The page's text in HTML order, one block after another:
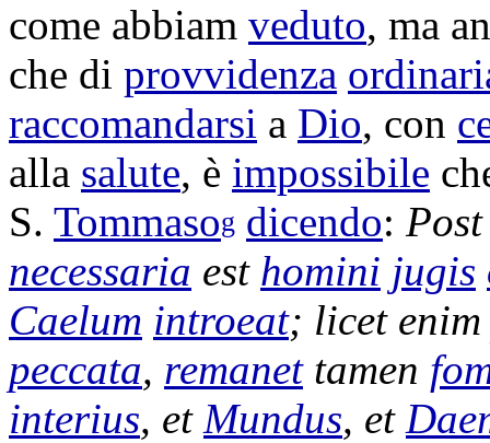
come abbiam veduto, ma
che di provvidenza
raccomandarsi a Dio, con
alla salute, è impossibile
S. Tommasog dicendo:
necessaria est homini jugis
Caelum introeat; licet
peccata, remanettamen
interius, et Mundus, et